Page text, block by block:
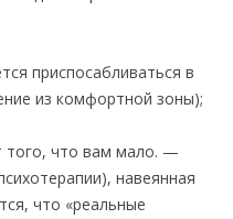
приспосабливаться в
из комфортной зоны);
того, что вам мало. —
навеянная
что «реальные